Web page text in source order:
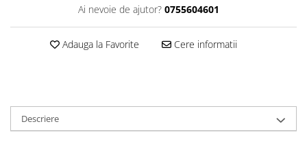
Ai nevoie de ajutor? 0755604601
Adauga la Favorite Cere informatii
Descriere